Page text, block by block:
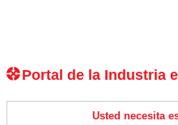
Portal de la Industria
Usted necesita